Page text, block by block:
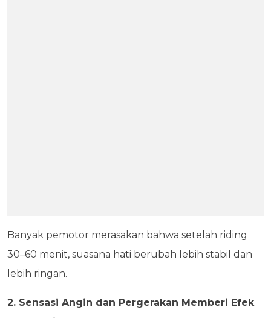
Banyak pemotor merasakan bahwa setelah riding
30–60 menit, suasana hati berubah lebih stabil dan
lebih ringan.
2. Sensasi Angin dan Pergerakan Memberi Efek